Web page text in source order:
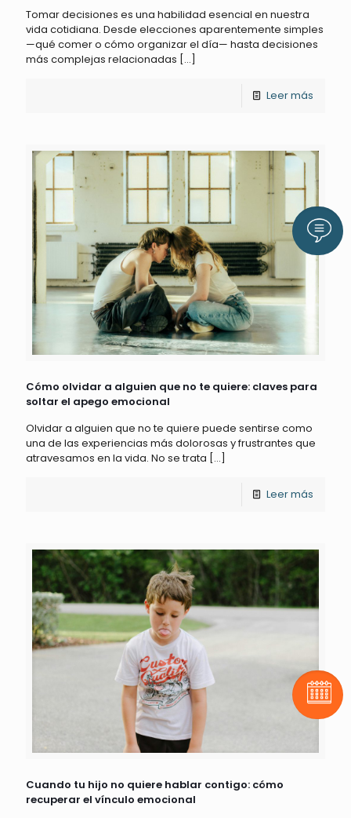
Tomar decisiones es una habilidad esencial en nuestra
vida cotidiana. Desde elecciones aparentemente simples
—qué comer o cómo organizar el día— hasta decisiones
más complejas relacionadas […]
Leer más
Cómo olvidar a alguien que no te quiere: claves para
soltar el apego emocional
Olvidar a alguien que no te quiere puede sentirse como
una de las experiencias más dolorosas y frustrantes que
atravesamos en la vida. No se trata […]
Leer más
Cuando tu hijo no quiere hablar contigo: cómo
recuperar el vínculo emocional
Pide